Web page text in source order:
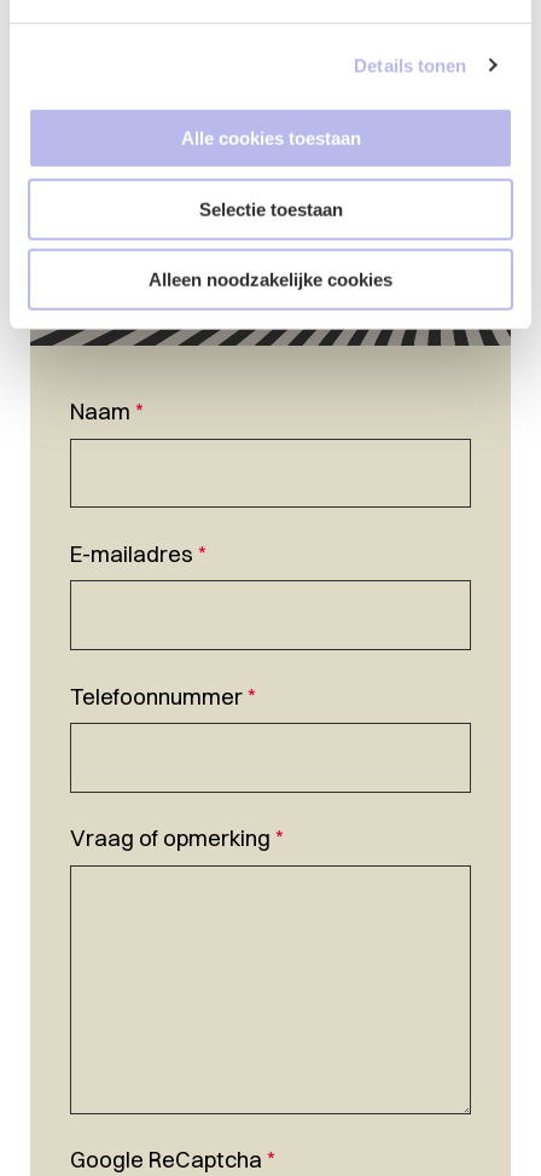
Details tonen
Alle cookies toestaan
Selectie toestaan
Alleen noodzakelijke cookies
Contactformulier
Naam *
E-mailadres *
Telefoonnummer*
Vraag of opmerking *
Google ReCaptcha *